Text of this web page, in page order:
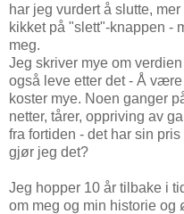
har jeg vurdert å slutte,
kikket på "slett"-knappen -
meg.
Jeg skriver mye om
også leve etter det - Å
koster mye. Noen ganger
netter, tårer, oppriving av
fra fortiden - det har sin
gjør jeg det?
Jeg hopper 10 år tilbake i
om meg og min historie og